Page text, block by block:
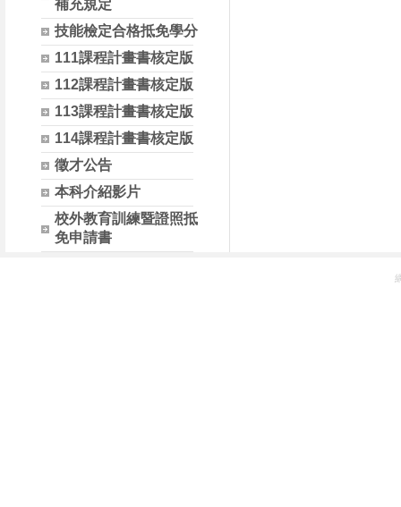
補充規定
技能檢定合格抵免學分
111課程計畫書核定版
112課程計畫書核定版
113課程計畫書核定版
114課程計畫書核定版
徵才公告
本科介紹影片
校外教育訓練暨證照抵
免申請書